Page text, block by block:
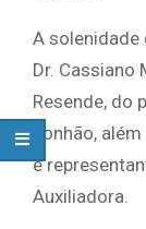
A
Dr. Cassiano
Resende, do
Tonhão,
e
Auxiliadora.